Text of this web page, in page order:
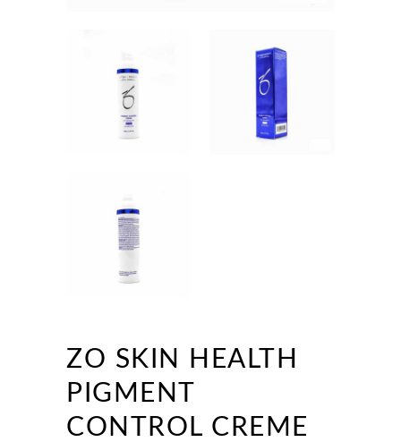
ZO SKIN HEALTH
PIGMENT
CONTROL CREME